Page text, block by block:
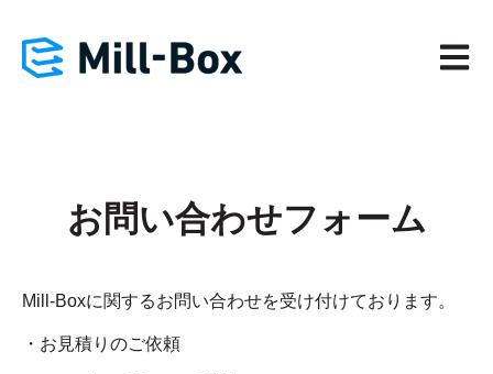
メイ
お問い合わせフォーム
Mill-Boxに関するお問い合わせを受け付けております。
・お見積りのご依頼